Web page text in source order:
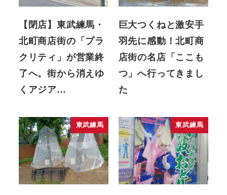
【閉店】東武練馬・
北町商店街の「プラ
クリティ」が営業終
了へ。街から消えゆ
くアジア…
巨大つくねと激安手
羽先に感動！北町商
店街の名店「ここも
つ」へ行ってきまし
た
東武練馬 東武練馬